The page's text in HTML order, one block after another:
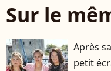
Sur le
Après
petit